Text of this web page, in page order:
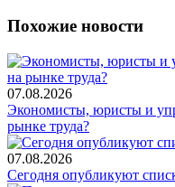
Похожие новости
07.08.2026
Экономисты, юристы и
рынке труда?
07.08.2026
Сегодня опубликуют